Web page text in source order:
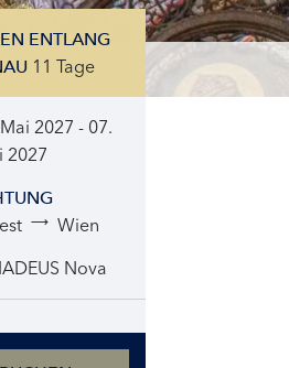
ENTLANG
11 Tage
2027 - 07.
2027
Wien
Nova